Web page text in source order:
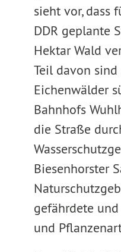
sieht vor, dass
DDR geplante
Hektar Wald
Teil davon
Eichenwälder
Bahnhofs
die Straße
Biesenhorster
gefährdete
und